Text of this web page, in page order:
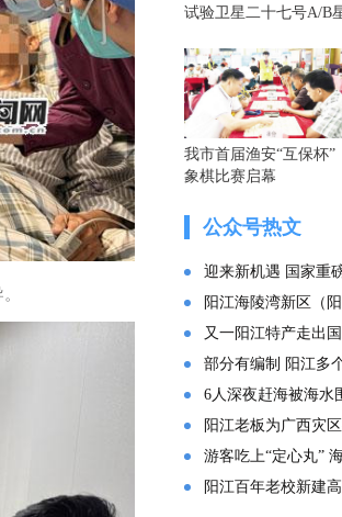
试验卫星二十七号A/B
我市首届渔安“互保杯”
象棋比赛启幕
公众号热文
迎来新机遇 国家重
阳江海陵湾新区（阳江
又一阳江特产走出
部分有编制 阳江多
6人深夜赶海被海水
阳江老板为广西灾区捐
游客吃上“定心丸”
阳江百年老校新建高